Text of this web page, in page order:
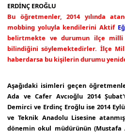
ERDİNÇ EROĞLU
Bu öğretmenler, 2014 yılında
mobbing yoluyla kendilerini Aktif
belirtmekte ve durumun ilçe
bilindiğini söylemektedirler. İlçe
haberdarsa bu kişilerin durumu
Aşağıdaki isimleri geçen
Ada ve Cafer Avcıoğlu 2014
Demirci ve Erdinç Eroğlu ise 2014
ve Teknik Anadolu Lisesine
dönemin okul müdürünün (Mustafa